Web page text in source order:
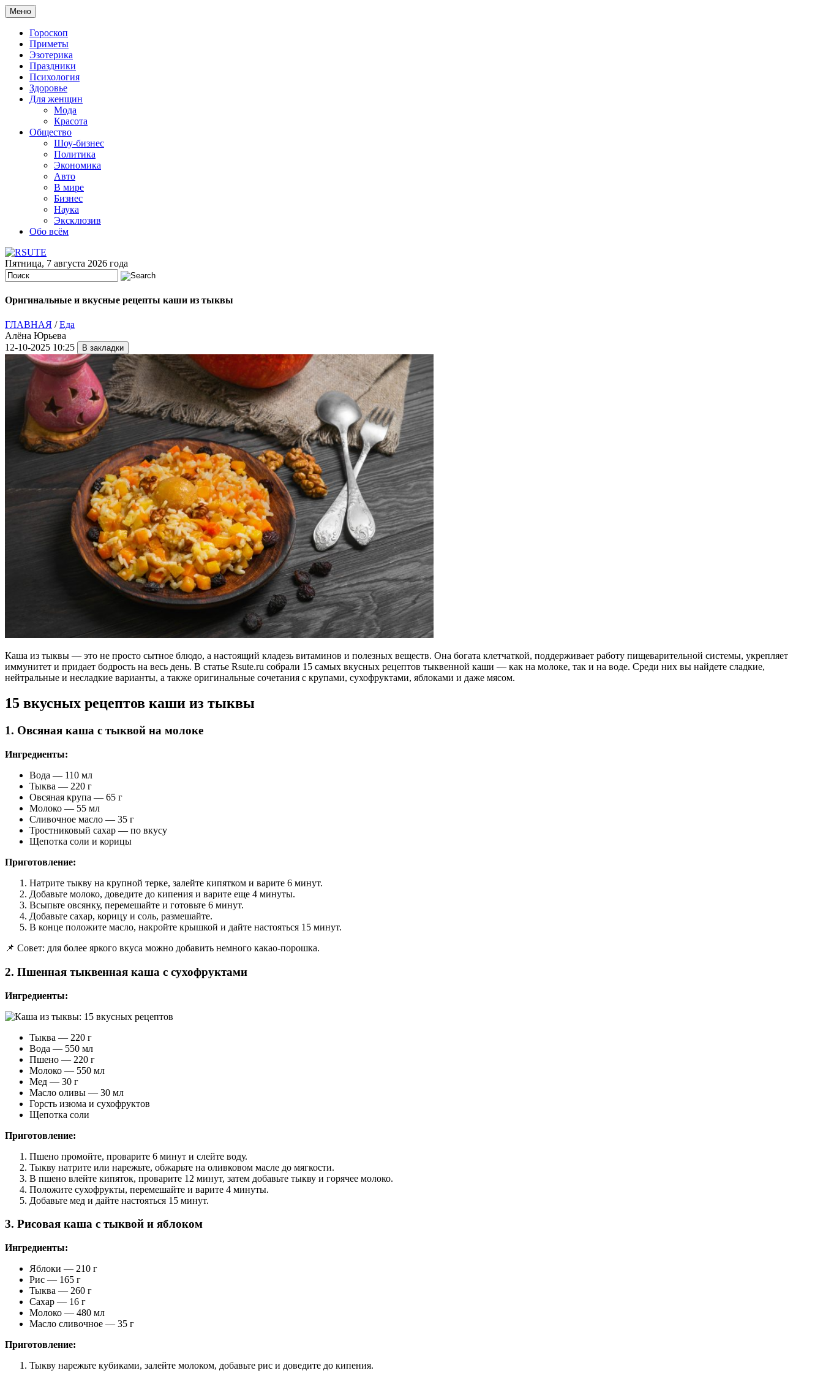
Меню
Гороскоп
Приметы
Эзотерика
Праздники
Психология
Здоровье
Для женщин
Мода
Красота
Общество
Шоу-бизнес
Политика
Экономика
Авто
В мире
Бизнес
Наука
Эксклюзив
Обо всём
Пятница, 7 августа 2026 года
Оригинальные и вкусные рецепты каши из тыквы
ГЛАВНАЯ /Еда
Алёна Юрьева
12-10-2025 10:25
Каша из тыквы — это не просто сытное блюдо, а настоящий кладезь витаминов и полезных веществ. Она богата клетчаткой, поддерживает работу пищеварительной системы, укрепляет
иммунитет и придает бодрость на весь день. В статье Rsute.ru собрали 15 самых вкусных рецептов тыквенной каши — как на молоке, так и на воде. Среди них вы найдете сладкие,
нейтральные и несладкие варианты, а также оригинальные сочетания с крупами, сухофруктами, яблоками и даже мясом.
15 вкусных рецептов каши из тыквы
1. Овсяная каша с тыквой на молоке
Ингредиенты:
Вода — 110 мл
Тыква — 220 г
Овсяная крупа — 65 г
Молоко — 55 мл
Сливочное масло — 35 г
Тростниковый сахар — по вкусу
Щепотка соли и корицы
Приготовление:
Натрите тыкву на крупной терке, залейте кипятком и варите 6 минут.
Добавьте молоко, доведите до кипения и варите еще 4 минуты.
Всыпьте овсянку, перемешайте и готовьте 6 минут.
Добавьте сахар, корицу и соль, размешайте.
В конце положите масло, накройте крышкой и дайте настояться 15 минут.
📌 Совет: для более яркого вкуса можно добавить немного какао-порошка.
2. Пшенная тыквенная каша с сухофруктами
Ингредиенты:
Тыква — 220 г
Вода — 550 мл
Пшено — 220 г
Молоко — 550 мл
Мед — 30 г
Масло оливы — 30 мл
Горсть изюма и сухофруктов
Щепотка соли
Приготовление:
Пшено промойте, проварите 6 минут и слейте воду.
Тыкву натрите или нарежьте, обжарьте на оливковом масле до мягкости.
В пшено влейте кипяток, проварите 12 минут, затем добавьте тыкву и горячее молоко.
Положите сухофрукты, перемешайте и варите 4 минуты.
Добавьте мед и дайте настояться 15 минут.
3. Рисовая каша с тыквой и яблоком
Ингредиенты:
Яблоки — 210 г
Рис — 165 г
Тыква — 260 г
Сахар — 16 г
Молоко — 480 мл
Масло сливочное — 35 г
Приготовление:
Тыкву нарежьте кубиками, залейте молоком, добавьте рис и доведите до кипения.